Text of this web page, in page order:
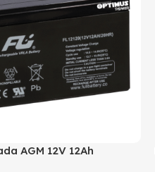
AGM 12V 12Ah